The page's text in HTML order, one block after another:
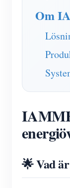
FAQ
Om
Om
🌟 Vad